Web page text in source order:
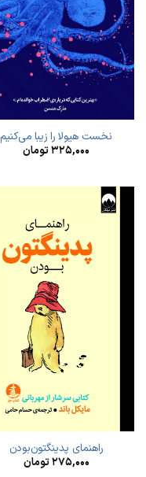
نخست هیولا را زیبا می‌کنیم
۳۲۵,۰۰۰تومان
راهنمای پدینگتون‌بودن
۲۷۵,۰۰۰تومان